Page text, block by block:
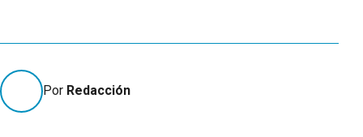
Por Redacción